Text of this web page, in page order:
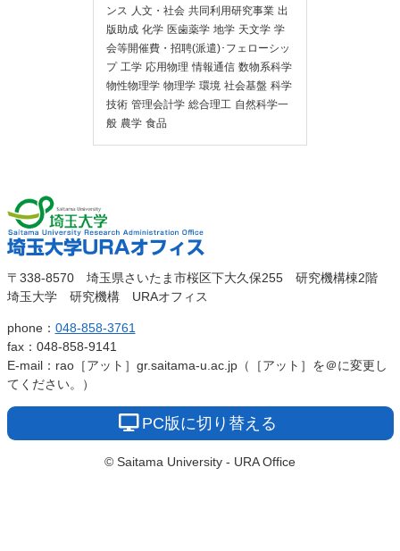
ンス 人文・社会 共同利用研究事業 出
版助成 化学 医歯薬学 地学 天文学 学
会等開催費・招聘(派遣)･フェローシッ
プ 工学 応用物理 情報通信 数物系科学
物性物理学 物理学 環境 社会基盤 科学
技術 管理会計学 総合理工 自然科学一
般 農学 食品
埼玉大
学
埼玉大学URAオ
フィス
〒338-8570 埼玉県さいたま市桜区下大久保255 研究機構棟2階
埼玉大学 研究機構 URAオフィス
phone： 048-858-3761
fax：048-858-9141
E-mail：rao［アット］gr.saitama-u.ac.jp（［アット］を＠に変更し
てください。）
PC版に切り替える
© Saitama University - URA Office